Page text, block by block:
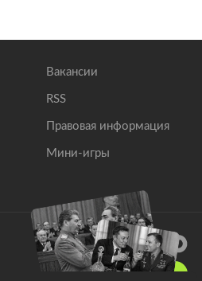
Вакансии
RSS
Правовая информация
Мини-игры